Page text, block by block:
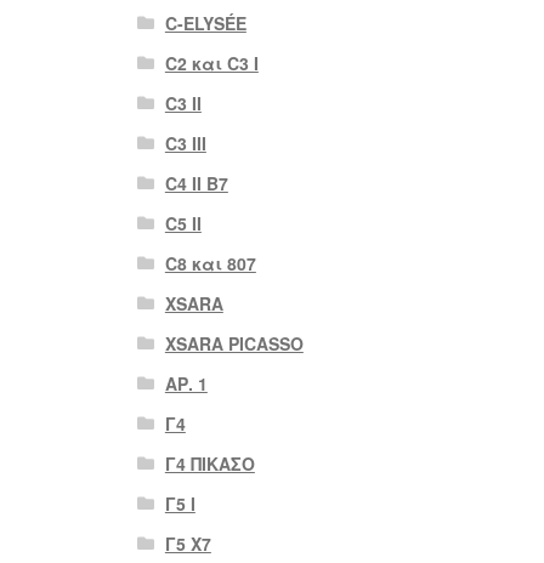
C-ELYSÉE
C2 και C3 I
C3 II
C3 III
C4 II B7
C5 II
C8 και 807
XSARA
XSARA PICASSO
ΑΡ. 1
Γ4
Γ4 ΠΙΚΑΣΟ
Γ5 Ι
Γ5 Χ7